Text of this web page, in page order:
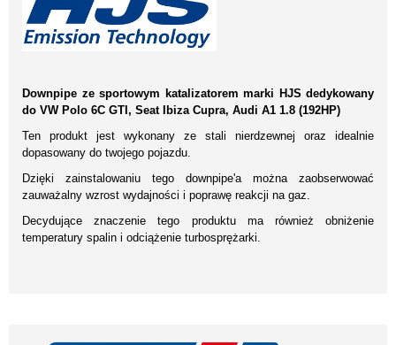
Downpipe ze sportowym katalizatorem marki HJS dedykowany
do VW Polo 6C GTI, Seat Ibiza Cupra, Audi A1 1.8 (192HP)
Ten produkt jest wykonany ze stali nierdzewnej oraz idealnie
dopasowany do twojego pojazdu.
Dzięki zainstalowaniu tego downpipe'a można zaobserwować
zauważalny wzrost wydajności i poprawę reakcji na gaz.
Decydujące znaczenie tego produktu ma również obniżenie
temperatury spalin i odciążenie turbosprężarki.